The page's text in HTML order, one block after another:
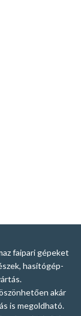
faipari gépeket
hasítógép-
akár
is megoldható.